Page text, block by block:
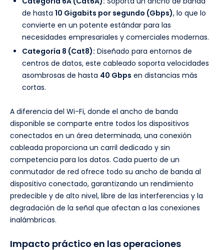
de hasta 10 Gigabits por segundo (Gbps), lo que lo
convierte en un potente estándar para las
necesidades empresariales y comerciales modernas.
Categoría 8 (Cat8): Diseñado para entornos de
centros de datos, este cableado soporta velocidades
asombrosas de hasta 40 Gbps en distancias más
cortas.
A diferencia del Wi-Fi, donde el ancho de banda
disponible se comparte entre todos los dispositivos
conectados en un área determinada, una conexión
cableada proporciona un carril dedicado y sin
competencia para los datos. Cada puerto de un
conmutador de red ofrece todo su ancho de banda al
dispositivo conectado, garantizando un rendimiento
predecible y de alto nivel, libre de las interferencias y la
degradación de la señal que afectan a las conexiones
inalámbricas.
Impacto práctico en las operaciones